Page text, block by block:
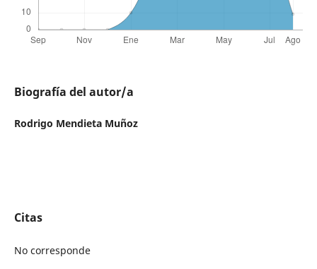
Biografía del autor/a
Rodrigo Mendieta Muñoz
Citas
No corresponde